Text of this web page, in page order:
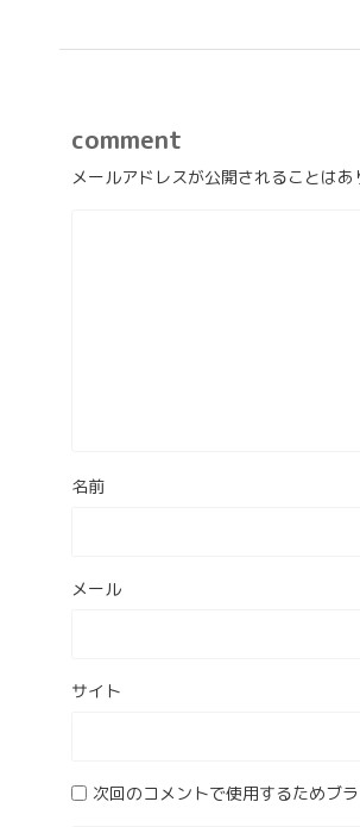
comment
メールアドレスが公開されることはあ
名前
メール
サイト
次回のコメントで使用するためブ